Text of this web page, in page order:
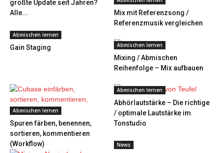
größte Update seit Jahren?
Alle...
Mix mit Referenzsong /
Referenzmusik vergleichen
Abmischen lernen
Gain Staging Abmischen lernen
Mixing / Abmischen
Reihenfolge – Mix aufbauen
Abmischen lernen
Spuren färben, benennen,
sortieren, kommentieren
(Workflow)
Abmischen lernen
Abhörlautstärke – Die richtige
/ optimale Lautstärke im
Tonstudio
News